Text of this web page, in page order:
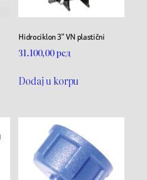
Hidrociklon 3” VN plastični
31.100,00рсд
Dodaj u korpu